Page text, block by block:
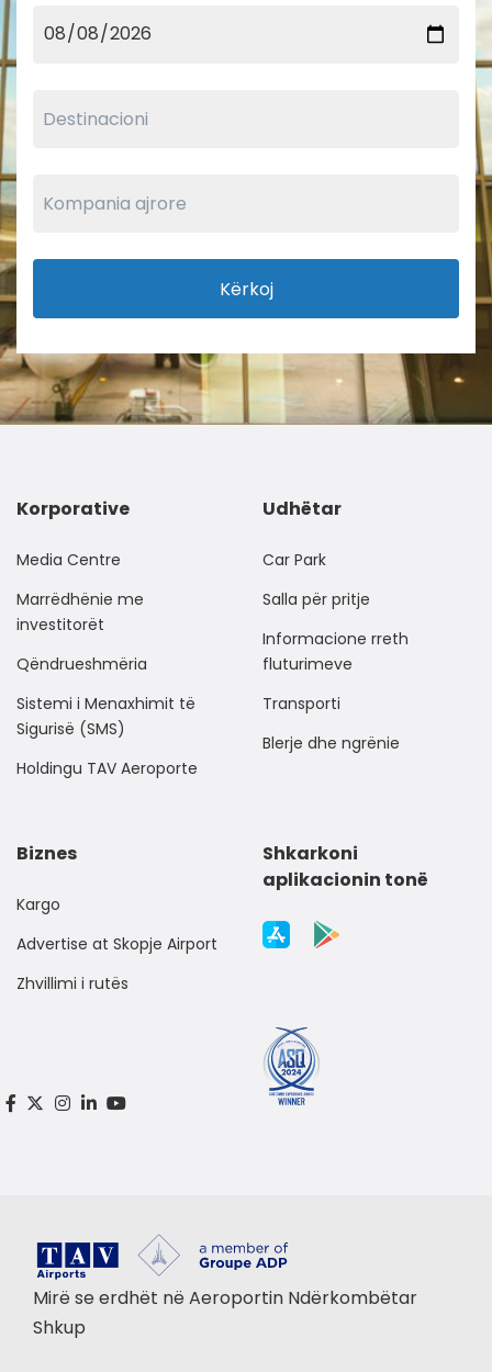
Kërkoj
Korporative
Media Centre
Marrëdhënie me
investitorët
Qëndrueshmëria
Sistemi i Menaxhimit të
Sigurisë (SMS)
Holdingu TAV Aeroporte
Udhëtar
Car Park
Salla për pritje
Informacione rreth
fluturimeve
Transporti
Blerje dhe ngrënie
Biznes
Kargo
Advertise at Skopje Airport
Zhvillimi i rutës
Shkarkoni
aplikacionin tonë
Mirë se erdhët në Aeroportin Ndërkombëtar
Shkup